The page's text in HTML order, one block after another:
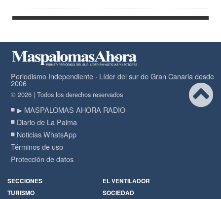
Periodismo Independiente · Líder del sur de Gran Canaria desde
2006
© 2026 | Todos los derechos reservados
▶ MASPALOMAS AHORA RADIO
Diario de La Palma
Noticias WhatsApp
Términos de uso
Protección de datos
SECCIONES
EL VENTILADOR
TURISMO
SOCIEDAD